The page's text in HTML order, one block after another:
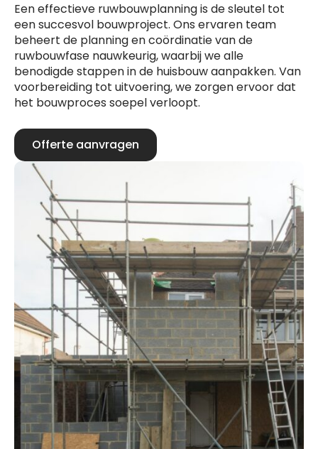
Een effectieve ruwbouwplanning is de sleutel tot
een succesvol bouwproject. Ons ervaren team
beheert de planning en coördinatie van de
ruwbouwfase nauwkeurig, waarbij we alle
benodigde stappen in de huisbouw aanpakken. Van
voorbereiding tot uitvoering, we zorgen ervoor dat
het bouwproces soepel verloopt.
Offerte aanvragen